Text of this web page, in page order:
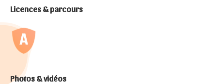
Licences & parcours
Photos & vidéos